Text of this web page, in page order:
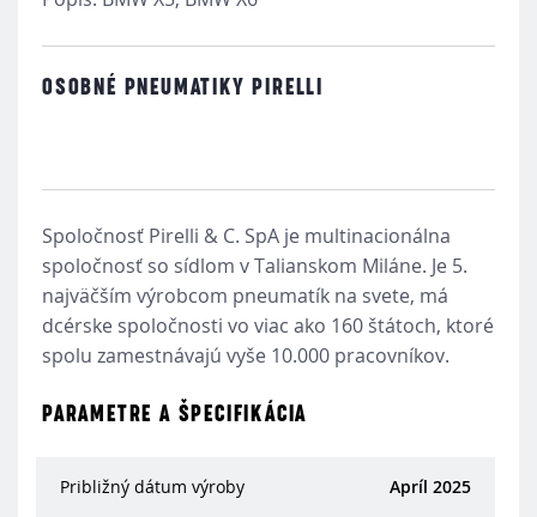
OSOBNÉ PNEUMATIKY PIRELLI
Spoločnosť Pirelli & C. SpA je multinacionálna
spoločnosť so sídlom v Talianskom Miláne. Je 5.
najväčším výrobcom pneumatík na svete, má
dcérske spoločnosti vo viac ako 160 štátoch, ktoré
spolu zamestnávajú vyše 10.000 pracovníkov.
PARAMETRE A ŠPECIFIKÁCIA
Približný dátum výroby Apríl 2025